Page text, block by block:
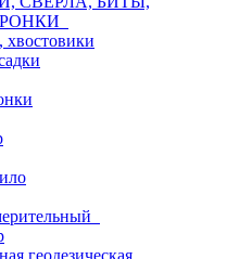
геодезическая